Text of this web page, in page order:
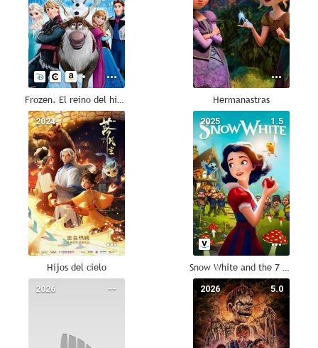
Frozen. El reino del hielo Hermanastras
--
2024
Hijos del cielo
1.5
2025
Snow White and the 7 Dwarfs
--
2026 5.0
2026